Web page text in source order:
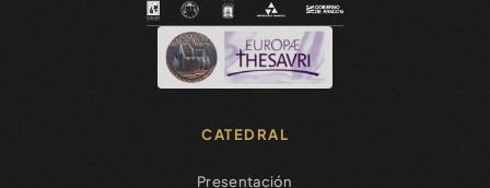
CATEDRAL
Presentación